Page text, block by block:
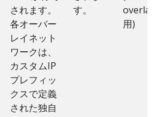
されます。
各オーバー
レイネット
ワークは、
カスタムIP
プレフィッ
クスで定義
された独自
す。
overlay
用)